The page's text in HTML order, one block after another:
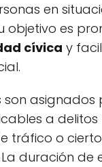
en
objetivo es
cívica y
son asignados
a
tráfico o
duración de